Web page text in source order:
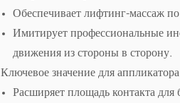
Обеспечивает лифтинг-массаж по
Имитирует профессиональные
движения из стороны в сторону.
Ключевое значение для аппликатора
Расширяет площадь контакта для